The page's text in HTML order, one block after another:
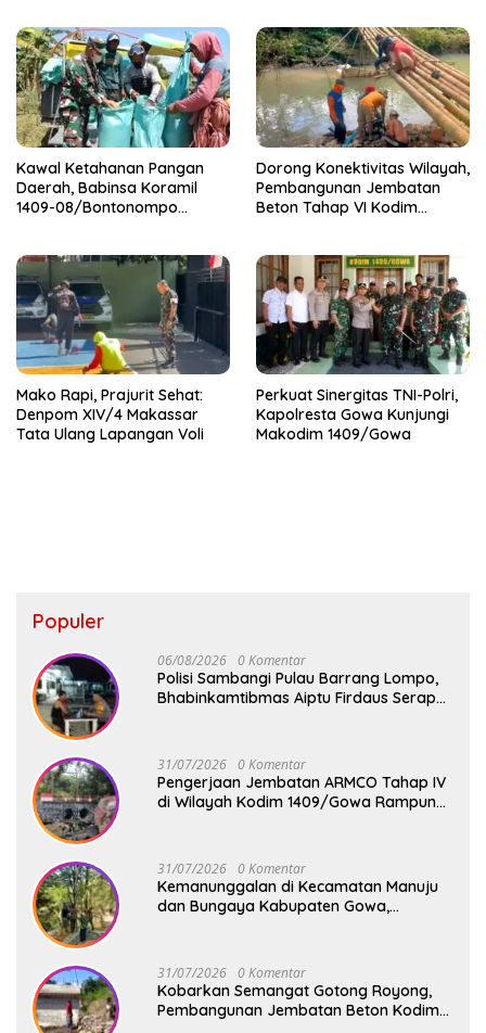
Kawal Ketahanan Pangan
Daerah, Babinsa Koramil
1409-08/Bontonompo
Dorong Konektivitas Wilayah,
Pembangunan Jembatan
Beton Tahap VI Kodim
Mako Rapi, Prajurit Sehat:
Denpom XIV/4 Makassar
Tata Ulang Lapangan Voli
Perkuat Sinergitas TNI-Polri,
Kapolresta Gowa Kunjungi
Makodim 1409/Gowa
Populer
06/08/2026 0 Komentar
Polisi Sambangi Pulau Barrang Lompo,
Bhabinkamtibmas Aiptu Firdaus Serap
31/07/2026 0 Komentar
Pengerjaan Jembatan ARMCO Tahap IV
di Wilayah Kodim 1409/Gowa Rampung
31/07/2026 0 Komentar
Kemanunggalan di Kecamatan Manuju
dan Bungaya Kabupaten Gowa,
31/07/2026 0 Komentar
Kobarkan Semangat Gotong Royong,
Pembangunan Jembatan Beton Kodim